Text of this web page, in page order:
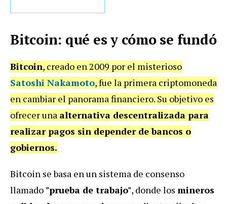
Bitcoin: qué es y cómo se fundó
Bitcoin, creado en 2009 por el misterioso
Satoshi Nakamoto, fue la primera criptomoneda
en cambiar el panorama financiero. Su objetivo es
ofrecer una alternativa descentralizada para
realizar pagos sin depender de bancos o
gobiernos.
Bitcoin se basa en un sistema de consenso
llamado "prueba de trabajo", donde los mineros